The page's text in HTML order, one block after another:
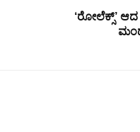
‘ರೋಲೆಕ್ಸ್’